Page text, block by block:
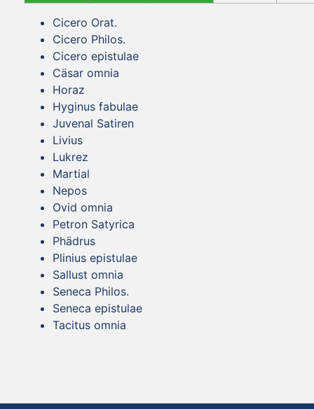
Cicero Orat.
Cicero Philos.
Cicero epistulae
Cäsar omnia
Horaz
Hyginus fabulae
Juvenal Satiren
Livius
Lukrez
Martial
Nepos
Ovid omnia
Petron Satyrica
Phädrus
Plinius epistulae
Sallust omnia
Seneca Philos.
Seneca epistulae
Tacitus omnia